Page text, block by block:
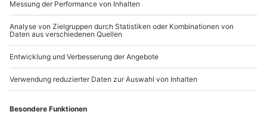
Musical Dinner Rostock
Rostock
Gruseldinner Rostock